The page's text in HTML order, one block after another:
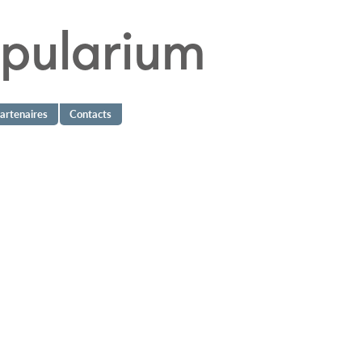
la marionnette en sud Île-de-France
Contacts